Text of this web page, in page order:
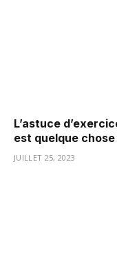
L’astuce
est quelque
JUILLET 25, 2023